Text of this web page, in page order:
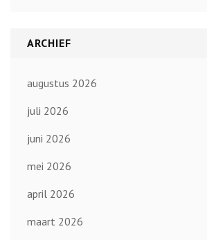
ARCHIEF
augustus 2026
juli 2026
juni 2026
mei 2026
april 2026
maart 2026